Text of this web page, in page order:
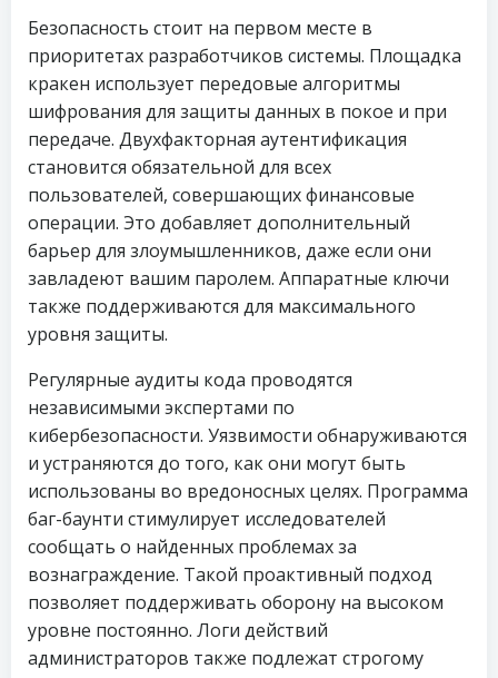
Безопасность стоит на первом месте в
приоритетах разработчиков системы. Площадка
кракен использует передовые алгоритмы
шифрования для защиты данных в покое и при
передаче. Двухфакторная аутентификация
становится обязательной для всех
пользователей, совершающих финансовые
операции. Это добавляет дополнительный
барьер для злоумышленников, даже если они
завладеют вашим паролем. Аппаратные ключи
также поддерживаются для максимального
уровня защиты.
Регулярные аудиты кода проводятся
независимыми экспертами по
кибербезопасности. Уязвимости обнаруживаются
и устраняются до того, как они могут быть
использованы во вредоносных целях. Программа
баг-баунти стимулирует исследователей
сообщать о найденных проблемах за
вознаграждение. Такой проактивный подход
позволяет поддерживать оборону на высоком
уровне постоянно. Логи действий
администраторов также подлежат строгому